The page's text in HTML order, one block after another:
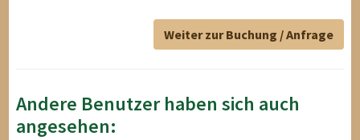
Weiter zur Buchung / Anfrage
Andere Benutzer haben sich auch
angesehen: